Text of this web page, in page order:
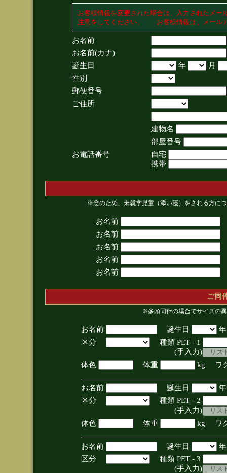
お客様情報を変更された場合は、入力されたメ
注意をしてください。 お客様情報は、メール
お名前
お名前(カナ)
誕生日
年
月
性別
郵便番号
ご住所
建物名
部屋番号
お電話番号
自宅
携帯
※念のため、未就学児童（添い寝）をされる方に
お名前
お名前
お名前
お名前
お名前
ご同
※多頭同伴の場合でサイズの
お名前 誕生日
区分
種類 PET - 1
(手入力)
体色
体重 kg ワ
お名前 誕生日
区分
種類 PET - 2
(手入力)
体色
体重 kg ワ
お名前 誕生日
区分
種類 PET - 3
(手入力)